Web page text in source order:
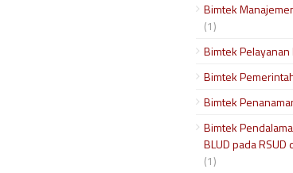
Bimtek
(1)
Bimtek Pelayanan
Bimtek
Bimtek
Bimtek
BLUD pada RSUD
(1)